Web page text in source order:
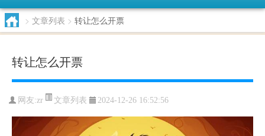
> 文章列表 > 转让怎么开票
转让怎么开票
网友:zr 文章列表 2024-12-26 16:52:56